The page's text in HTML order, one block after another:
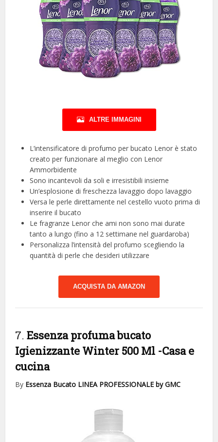
ALTRE IMMAGINI
L’intensificatore di profumo per bucato Lenor è stato
creato per funzionare al meglio con Lenor
Ammorbidente
Sono incantevoli da soli e irresistibili insieme
Un’esplosione di freschezza lavaggio dopo lavaggio
Versa le perle direttamente nel cestello vuoto prima di
inserire il bucato
Le fragranze Lenor che ami non sono mai durate
tanto a lungo (fino a 12 settimane nel guardaroba)
Personalizza l’intensità del profumo scegliendo la
quantità di perle che desideri utilizzare
ACQUISTA DA AMAZON
7.Essenza profuma bucato
Igienizzante Winter 500 Ml -Casa e
cucina
By Essenza Bucato LINEA PROFESSIONALE by GMC